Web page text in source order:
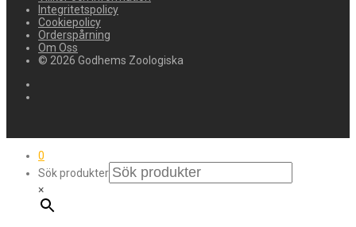
Integritetspolicy
Cookiepolicy
Orderspårning
Om Oss
© 2026 Godhems Zoologiska
0
Sök produkter
×